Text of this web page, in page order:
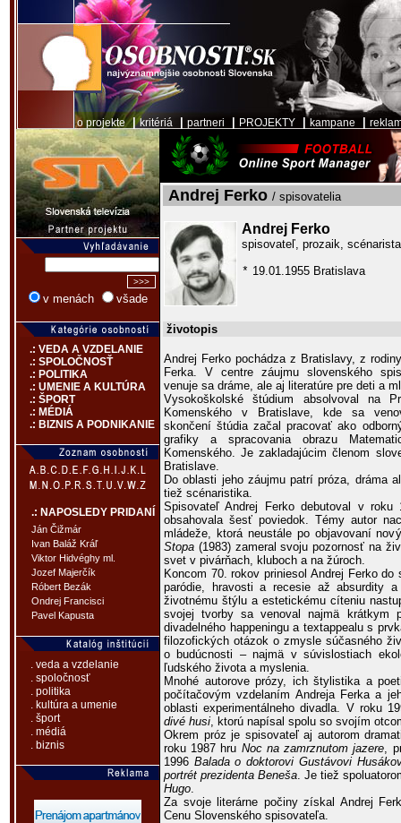
o projekte|kritériá partneri PROJEKTY kampane
v menách všade
.: VEDA A VZDELANIE
.: SPOLOČNOSŤ
.: POLITIKA
.: UMENIE A KULTÚRA
.: ŠPORT
.: MÉDIÁ
.: BIZNIS A PODNIKANIE
.: NAPOSLEDY PRIDANÍ
Ján Čižmár
Ivan Baláž Kráľ
Viktor Hidvéghy ml.
Jozef Majerčík
Róbert Bezák
Ondrej Francisci
Pavel Kapusta
. veda a vzdelanie
. spoločnosť
. politika
. kultúra a umenie
. šport
. médiá
. biznis
Andrej Ferko / spisovatelia
Andrej Ferko
spisovateľ, prozaik, scénarista
* 19.01.1955 Bratislava
životopis
Andrej Ferko pochádza z Bratislavy, z
Ferka. V centre záujmu slovenského
venuje sa dráme, ale aj literatúre pre deti a
Vysokoškolské štúdium absolvoval na
Komenského v Bratislave, kde sa
skončení štúdia začal pracovať ako
grafiky a spracovania obrazu
Komenského. Je zakladajúcim členom
Bratislave.
Do oblasti jeho záujmu patrí próza, dráma
tiež scénaristika.
Spisovateľ Andrej Ferko debutoval v
obsahovala šesť poviedok. Témy autor
mládeže, ktorá neustále po objavovaní
Stopa (1983) zameral svoju pozornosť na
svet v pivárňach, kluboch a na žúroch.
Koncom 70. rokov priniesol Andrej Ferko
paródie, hravosti a recesie až absurdity
životnému štýlu a estetickému cíteniu
svojej tvorby sa venoval najmä krátkym
divadelného happeningu a textappealu s
filozofických otázok o zmysle súčasného
o budúcnosti – najmä v súvislostiach
ľudského života a myslenia.
Mnohé autorove prózy, ich štylistika a
počítačovým vzdelaním Andreja Ferka a
oblasti experimentálneho divadla. V roku
divé husi, ktorú napísal spolu so svojím
Okrem próz je spisovateľ aj autorom
roku 1987 hru Noc na zamrznutom jazere,
1996 Balada o doktorovi Gustávovi
portrét prezidenta Beneša. Je tiež
Hugo.
Za svoje literárne počiny získal Andrej
Cenu Slovenského spisovateľa.